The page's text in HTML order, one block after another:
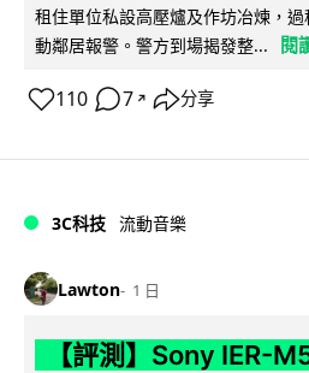
租住單位私設高壓爐及作坊冶煉，
動鄰居報警。警方到場揭發整...
閱
110 7 ↗ 分享
3C科技 流動音樂
Lawton 1 日
【評測】Sony IER-